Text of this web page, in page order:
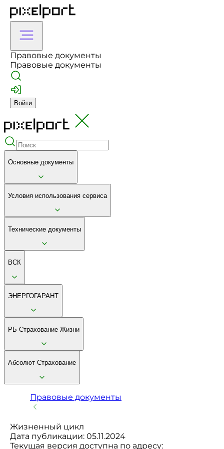
Правовые документы
Правовые документы
Войти
Основные документы
Условия использования сервиса
Технические документы
ВСК
ЭНЕРГОГАРАНТ
РБ Страхование Жизни
Абсолют Страхование
Правовые документы
Жизненный цикл
Дата публикации: 05.11.2024
Текущая версия доступна по адресу: